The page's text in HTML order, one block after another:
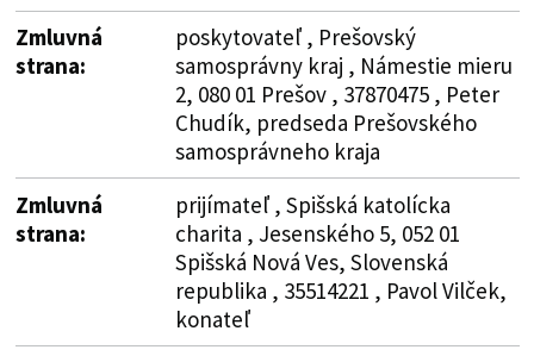
Zmluvná
strana:
poskytovateľ , Prešovský
samosprávny kraj , Námestie mieru
2, 080 01 Prešov , 37870475 , Peter
Chudík, predseda Prešovského
samosprávneho kraja
Zmluvná
strana:
prijímateľ , Spišská katolícka
charita , Jesenského 5, 052 01
Spišská Nová Ves, Slovenská
republika , 35514221 , Pavol Vilček,
konateľ